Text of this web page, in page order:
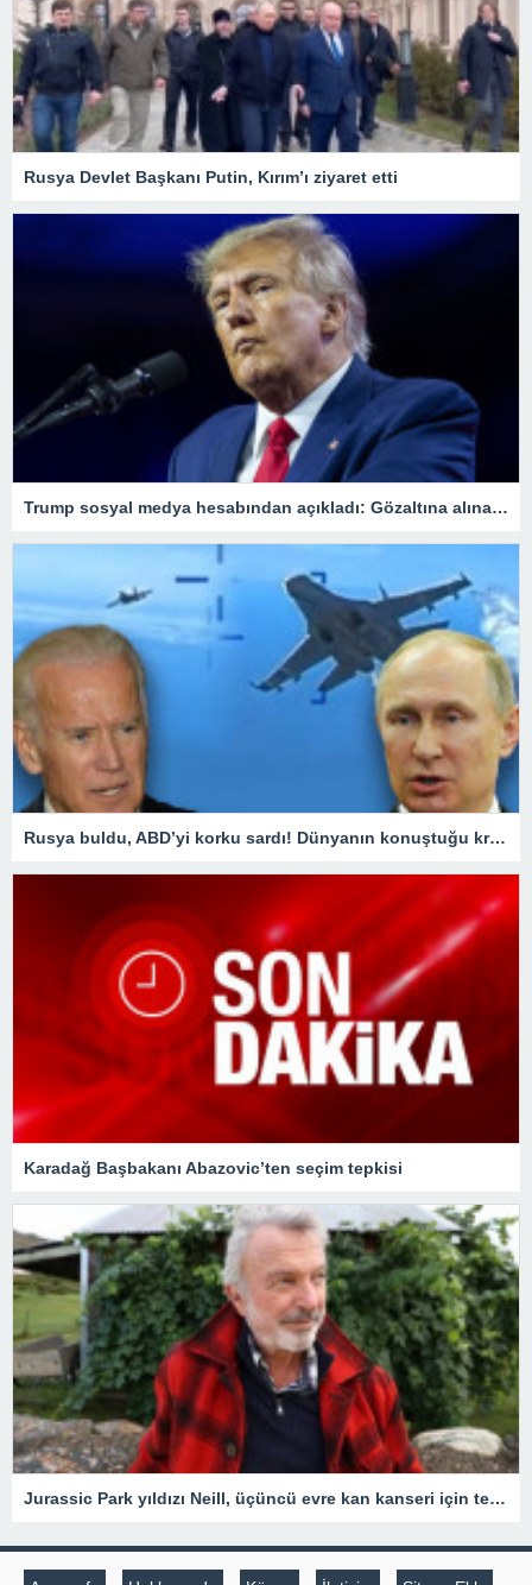
Rusya Devlet Başkanı Putin, Kırım’ı ziyaret etti
Trump sosyal medya hesabından açıkladı: Gözaltına alınacağım
Rusya buldu, ABD’yi korku sardı! Dünyanın konuştuğu krizde kilit ülke Türkiye oldu
Karadağ Başbakanı Abazovic’ten seçim tepkisi
Jurassic Park yıldızı Neill, üçüncü evre kan kanseri için tedavi gördüğünü açıkladı